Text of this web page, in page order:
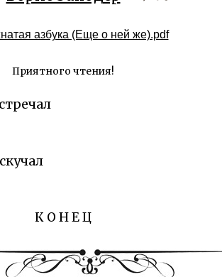
азбука (Еще о ней же).pdf
Приятного чтения!
К О Н Е Ц